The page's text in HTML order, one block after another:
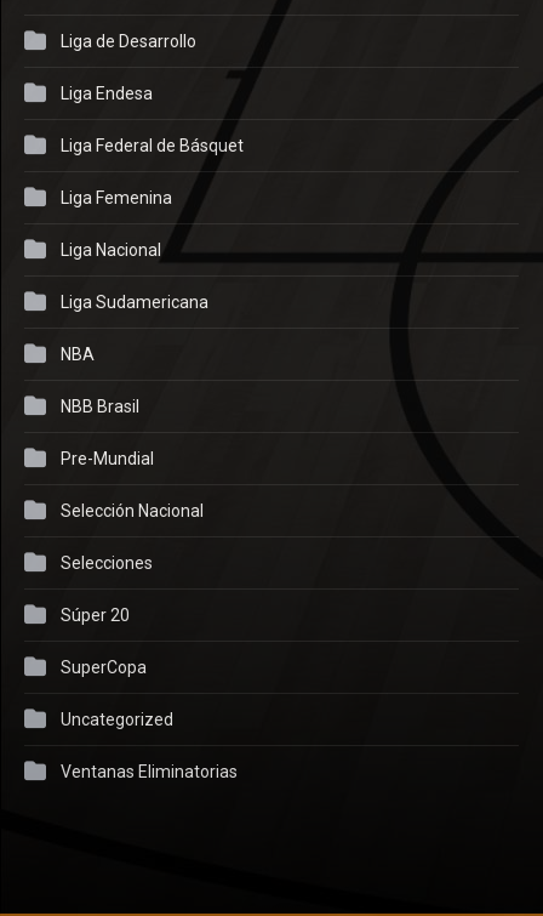
Liga de Desarrollo
Liga Endesa
Liga Federal de Básquet
Liga Femenina
Liga Nacional
Liga Sudamericana
NBA
NBB Brasil
Pre-Mundial
Selección Nacional
Selecciones
Súper 20
SuperCopa
Uncategorized
Ventanas Eliminatorias